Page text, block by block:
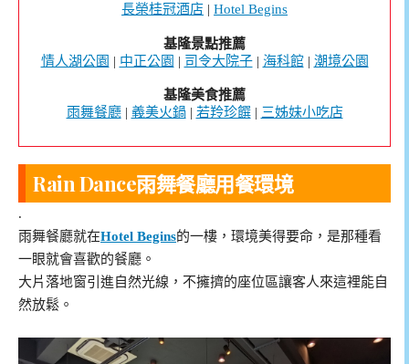
長榮桂冠酒店 | Hotel Begins
基隆景點推薦
情人湖公園 | 中正公園 | 司令大院子| 海科館| 潮境公園
基隆美食推薦
雨舞餐廳| 義美火鍋| 若羚珍饌| 三姊妹小吃店
Rain Dance雨舞餐廳用餐環境
.
雨舞餐廳就在Hotel Begins的一樓，環境美得要命，是那種看
一眼就會喜歡的餐廳。
大片落地窗引進自然光線，不擁擠的座位區讓客人來這裡能自
然放鬆。